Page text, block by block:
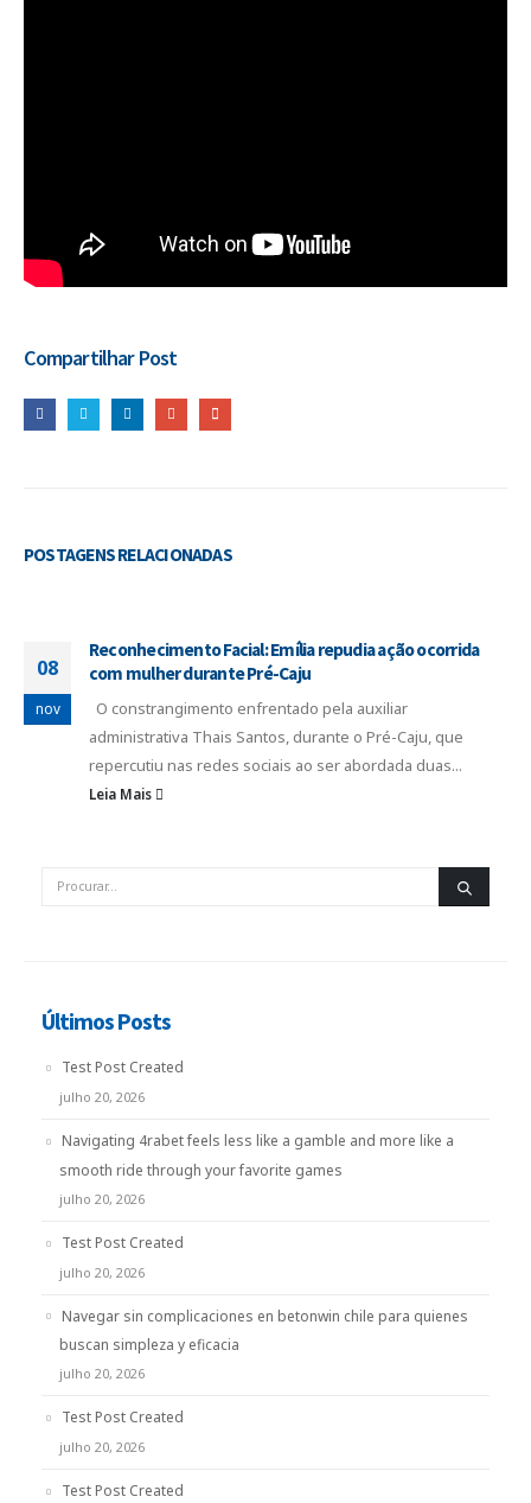
Compartilhar Post
POSTAGENSRELACIONADAS
08
nov
Reconhecimento Facial: Emília repudia ação ocorrida
com mulher durante Pré-Caju
O constrangimento enfrentado pela auxiliar
administrativa Thais Santos, durante o Pré-Caju, que
repercutiu nas redes sociais ao ser abordada duas...
Leia Mais
Últimos Posts
Test Post Created
julho 20, 2026
Navigating 4rabet feels less like a gamble and more like a
smooth ride through your favorite games
julho 20, 2026
Test Post Created
julho 20, 2026
Navegar sin complicaciones en betonwin chile para quienes
buscan simpleza y eficacia
julho 20, 2026
Test Post Created
julho 20, 2026
Test Post Created